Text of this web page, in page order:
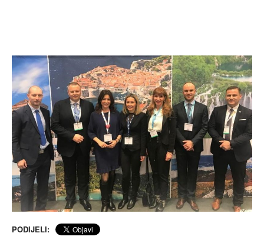
PODIJELI: